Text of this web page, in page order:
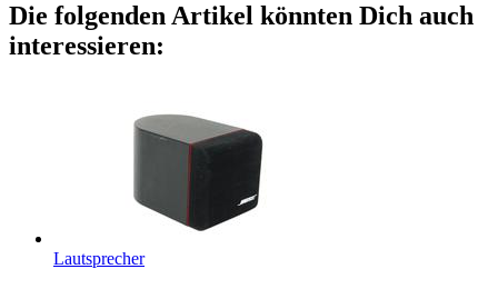
Die folgenden Artikel könnten Dich auch
interessieren:
Lautsprecher